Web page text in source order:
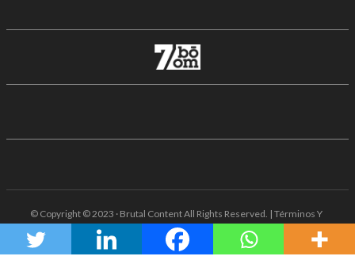
© Copyright © 2023 · Brutal Content All Rights Reserved. | Términos Y
Condiciones · Aviso De Privacidad